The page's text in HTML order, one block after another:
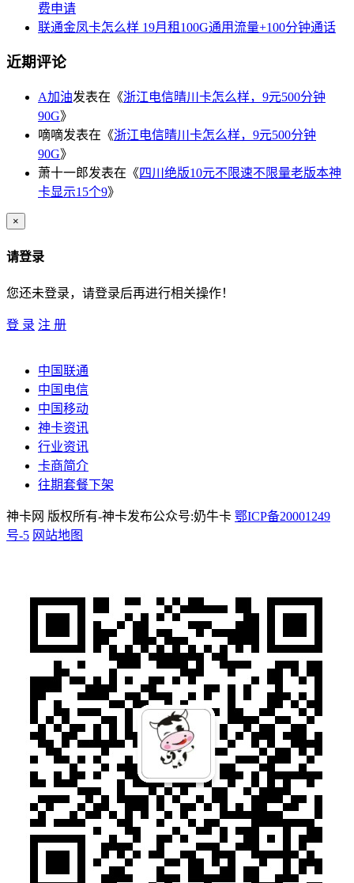
费申请
联通金凤卡怎么样 19月租100G通用流量+100分钟通话
近期评论
A加油发表在《浙江电信晴川卡怎么样，9元500分钟
90G》
嘀嘀发表在《浙江电信晴川卡怎么样，9元500分钟
90G》
萧十一郎发表在《四川绝版10元不限速不限量老版本神
卡显示15个9》
×
请登录
您还未登录，请登录后再进行相关操作！
登 录 注 册
中国联通
中国电信
中国移动
神卡资讯
行业资讯
卡商简介
往期套餐下架
神卡网 版权所有-神卡发布公众号:奶牛卡 鄂ICP备20001249
号-5 网站地图